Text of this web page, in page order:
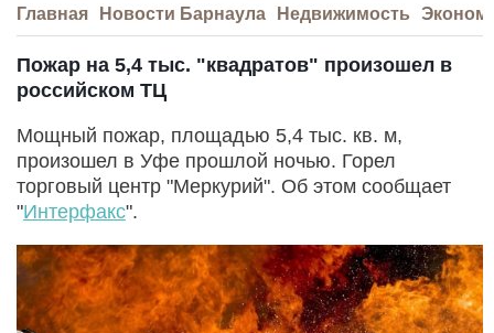
Главная Новости Барнаула Недвижимость
Пожар на 5,4 тыс. "квадратов" произошел в
российском ТЦ
Мощный пожар, площадью 5,4 тыс. кв. м,
произошел в Уфе прошлой ночью. Горел
торговый центр "Меркурий". Об этом сообщает
"Интерфакс".